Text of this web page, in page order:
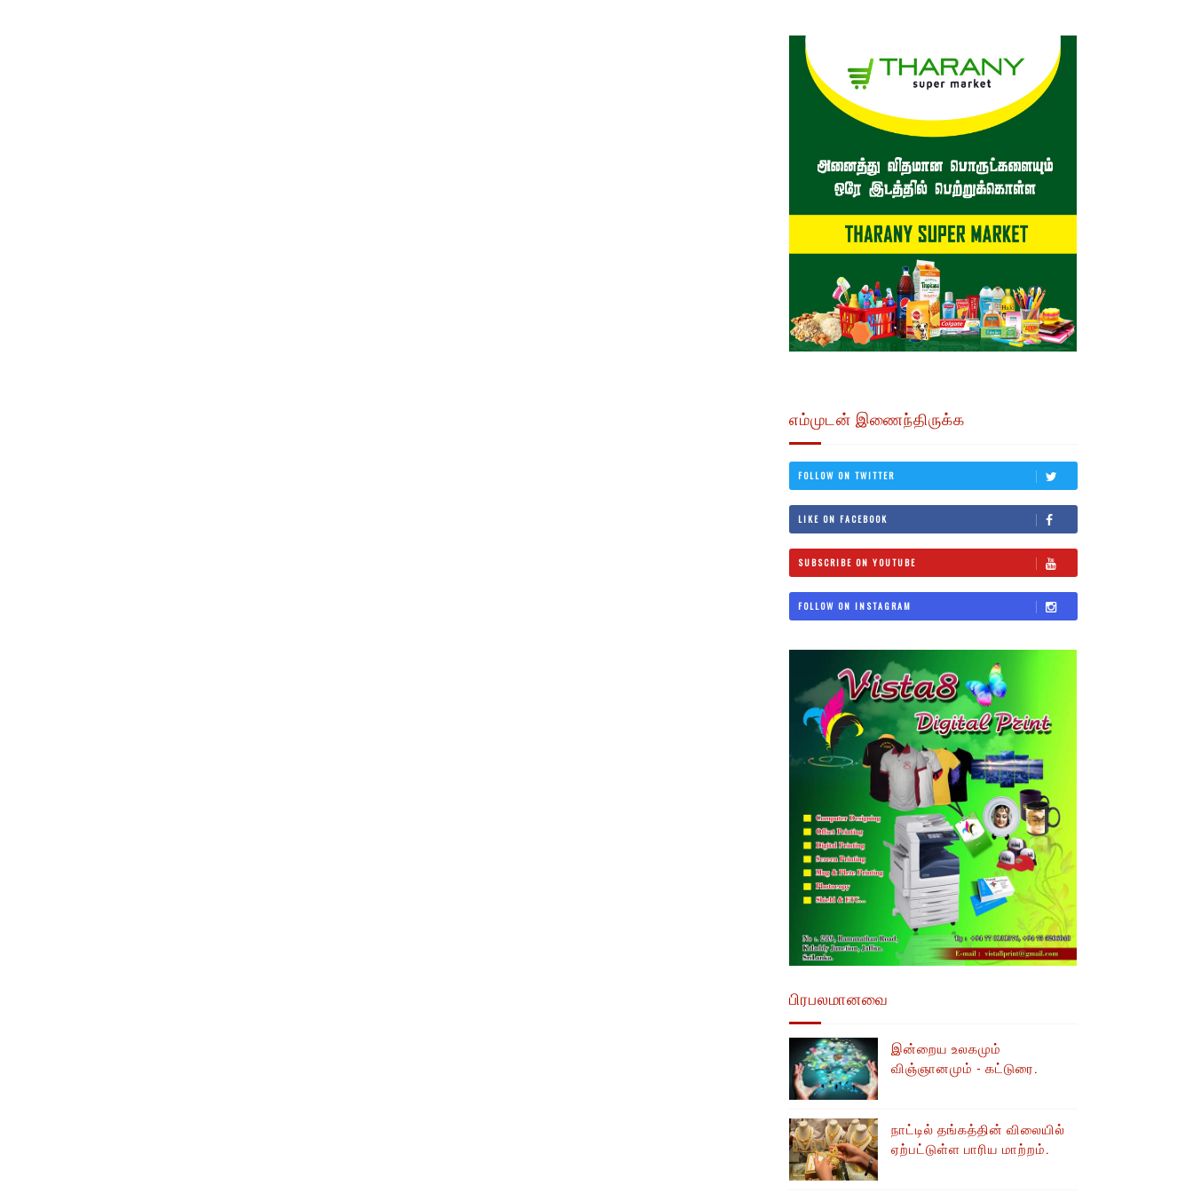
எம்முடன் இணைந்திருக்க
FOLLOW ON TWITTER
LIKE ON FACEBOOK
SUBSCRIBE ON YOUTUBE
FOLLOW ON INSTAGRAM
பிரபலமானவை
இன்றைய உலகமும்
விஞ்ஞானமும் - கட்டுரை.
நாட்டில் தங்கத்தின் விலையில்
ஏற்பட்டுள்ள பாரிய மாற்றம்.